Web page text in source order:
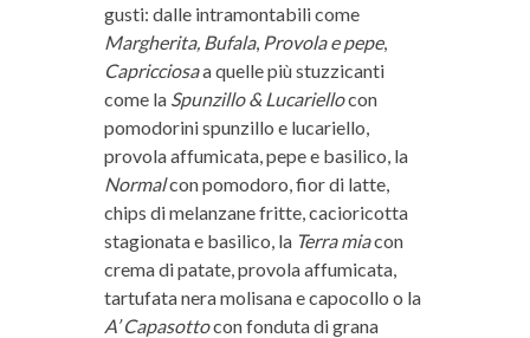
gusti: dalle intramontabili come
Margherita, Bufala, Provola e pepe,
Capricciosaa quelle più stuzzicanti
come la Spunzillo & Lucariellocon
pomodorini spunzillo e lucariello,
provola affumicata, pepe e basilico, la
Normalcon pomodoro, fior di latte,
chips di melanzane fritte, cacioricotta
stagionata e basilico, la Terra miacon
crema di patate, provola affumicata,
tartufata nera molisana e capocollo o la
A’ Capasottocon fonduta di grana